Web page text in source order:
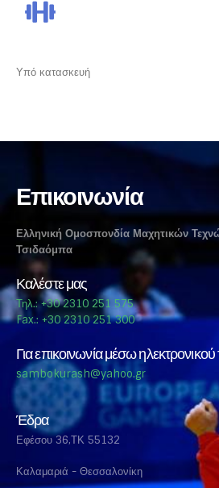
Υπό κατασκευή
Επικοινωνία
Ελληνική Ομοσπονδία Μαχητικών
Τσιδαόμπα
Καλέστε μας
Τηλ.: +30 2310 251 575
Fax.: +30 2310 251 300
Για επικοινωνία μέσω
sambokurash@yahoo.gr
Έδρα
Εφέσου 36,ΤΚ 55132
Καλαμαριά - Θεσσαλονίκη